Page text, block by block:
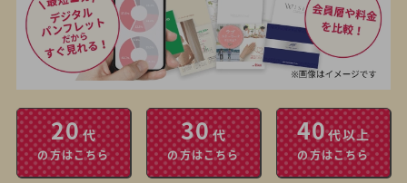
20代
の方はこちら
30代
の方はこちら
40代以上
の方はこちら